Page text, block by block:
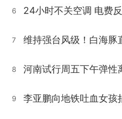
6 24小时不关空调 电费
7
8 河南试行周五下午弹性
9